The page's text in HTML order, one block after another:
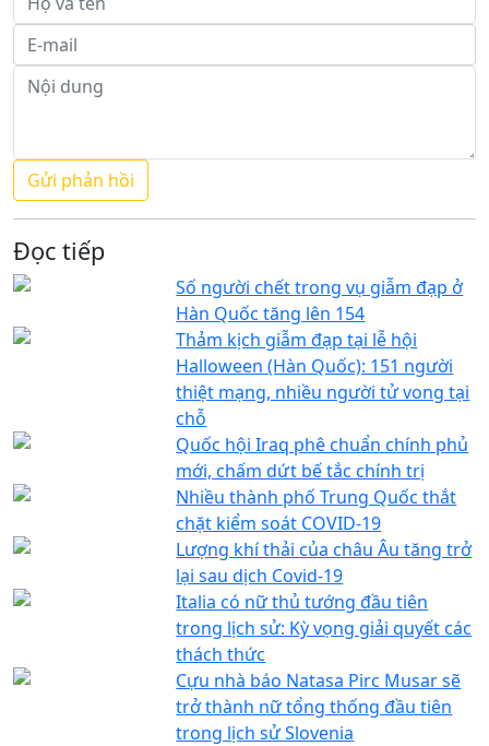
Đọc tiếp
Số người chết trong vụ giẫm đạp ở
Hàn Quốc tăng lên 154
Thảm kịch giẫm đạp tại lễ hội
Halloween (Hàn Quốc): 151 người
thiệt mạng, nhiều người tử vong tại
chỗ
Quốc hội Iraq phê chuẩn chính phủ
mới, chấm dứt bế tắc chính trị
Nhiều thành phố Trung Quốc thắt
chặt kiểm soát COVID-19
Lượng khí thải của châu Âu tăng trở
lại sau dịch Covid-19
Italia có nữ thủ tướng đầu tiên
trong lịch sử: Kỳ vọng giải quyết các
thách thức
Cựu nhà báo Natasa Pirc Musar sẽ
trở thành nữ tổng thống đầu tiên
trong lịch sử Slovenia